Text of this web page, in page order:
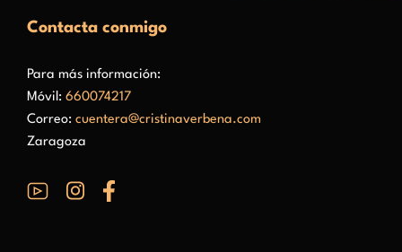
Contacta conmigo
Para más información:
Móvil: 660074217
Correo: cuentera@cristinaverbena.com
Zaragoza